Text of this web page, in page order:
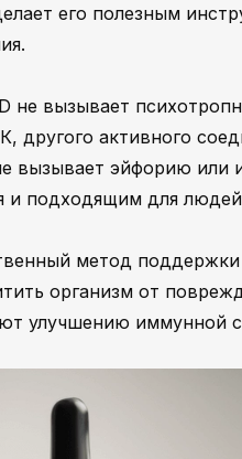
его полезным
не вызывает
другого активного
вызывает эйфорию или
и подходящим для
метод
организм от
улучшению иммунной